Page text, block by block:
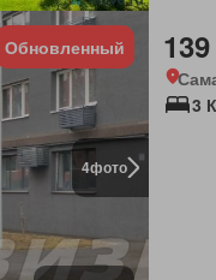
4фото
Обновленный
3